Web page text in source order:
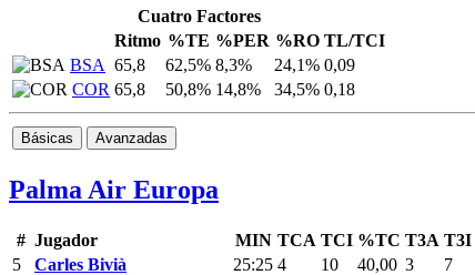
Cuatro Factores
Ritmo %TE %PER %RO TL/TCI
BSA 65,8 62,5% 8,3% 24,1% 0,09
COR 65,8 50,8% 14,8% 34,5% 0,18
Básicas Avanzadas
Palma Air Europa
# Jugador MIN TCA TCI %TC T3A T3I
5
Carles Bivià 25:25 4 10 40,00 3 7